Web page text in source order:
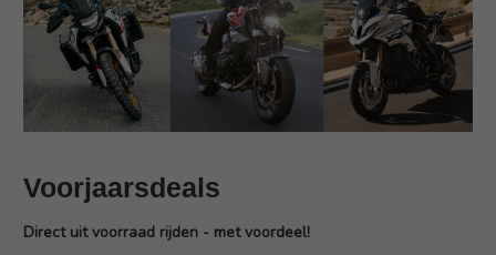
Voorjaarsdeals
Direct uit voorraad rijden - met voordeel!